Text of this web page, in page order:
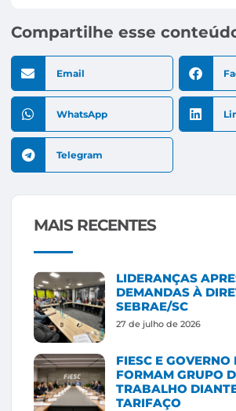
Compartilhe esse
Email
WhatsApp
Telegram
MAIS RECENTES
LIDERANÇAS
DEMANDAS À
SEBRAE/SC
27 de julho de 2026
FIESC E GOVERNO
FORMAM GRUPO
TRABALHO
TARIFAÇO